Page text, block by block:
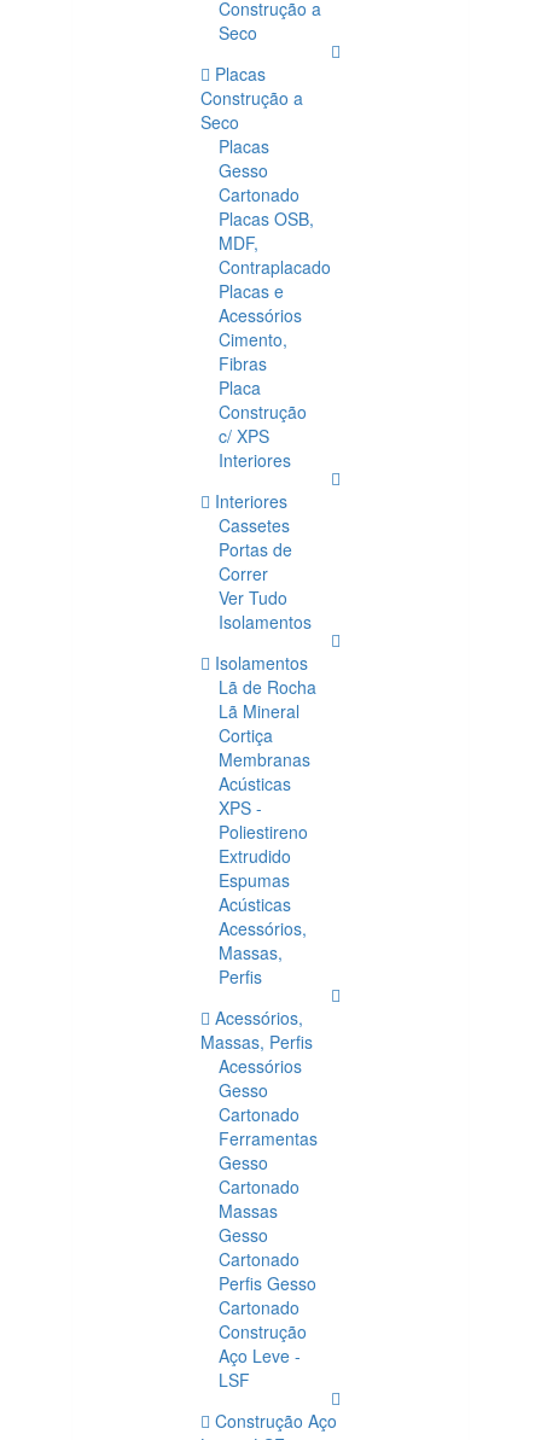
Construção a
Seco
Placas
Construção a
Seco
Placas
Gesso
Cartonado
Placas OSB,
MDF,
Contraplacado
Placas e
Acessórios
Cimento,
Fibras
Placa
Construção
c/ XPS
Interiores
Interiores
Cassetes
Portas de
Correr
Ver Tudo
Isolamentos
Isolamentos
Lã de Rocha
Lã Mineral
Cortiça
Membranas
Acústicas
XPS -
Poliestireno
Extrudido
Espumas
Acústicas
Acessórios,
Massas,
Perfis
Acessórios,
Massas, Perfis
Acessórios
Gesso
Cartonado
Ferramentas
Gesso
Cartonado
Massas
Gesso
Cartonado
Perfis Gesso
Cartonado
Construção
Aço Leve -
LSF
Construção Aço